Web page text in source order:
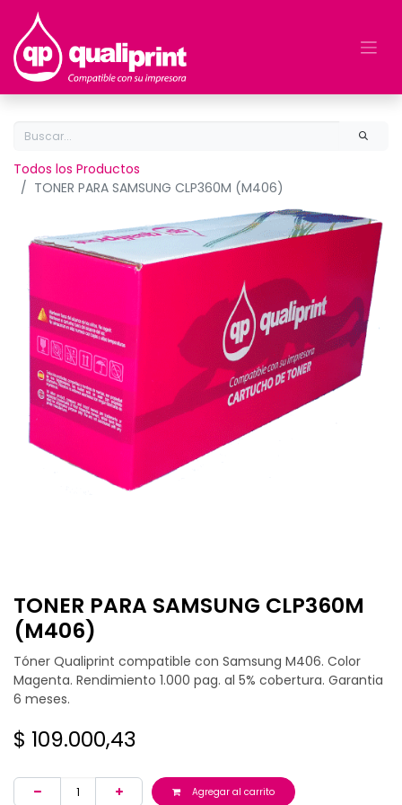
Todos los Productos
TONER PARA SAMSUNG CLP360M (M406)
TONER PARA SAMSUNG CLP360M
(M406)
Tóner Qualiprint compatible con Samsung M406. Color
Magenta. Rendimiento 1.000 pag. al 5% cobertura. Garantia
6 meses.
$ 109.000,43
Agregar al carrito